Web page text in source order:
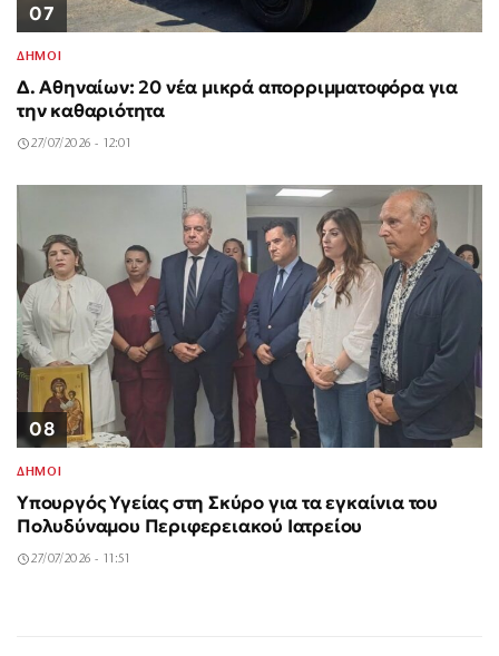
07
ΔΗΜΟΙ
Δ. Αθηναίων: 20 νέα μικρά απορριμματοφόρα για
την καθαριότητα
27/07/2026 - 12:01
08
ΔΗΜΟΙ
Υπουργός Υγείας στη Σκύρο για τα εγκαίνια του
Πολυδύναμου Περιφερειακού Ιατρείου
27/07/2026 - 11:51